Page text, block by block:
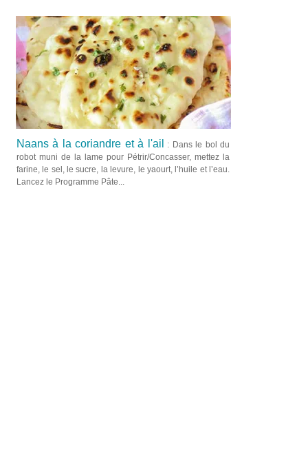
Naans à la coriandre et à l'ail
: Dans le bol du
robot muni de la lame pour Pétrir/Concasser, mettez la
farine, le sel, le sucre, la levure, le yaourt, l’huile et l’eau.
Lancez le Programme Pâte...